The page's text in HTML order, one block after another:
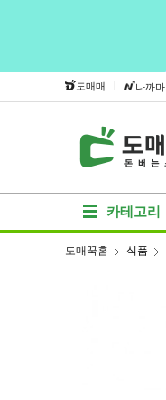
도매매 | 나까마
카테고리
도매꾹홈 식품